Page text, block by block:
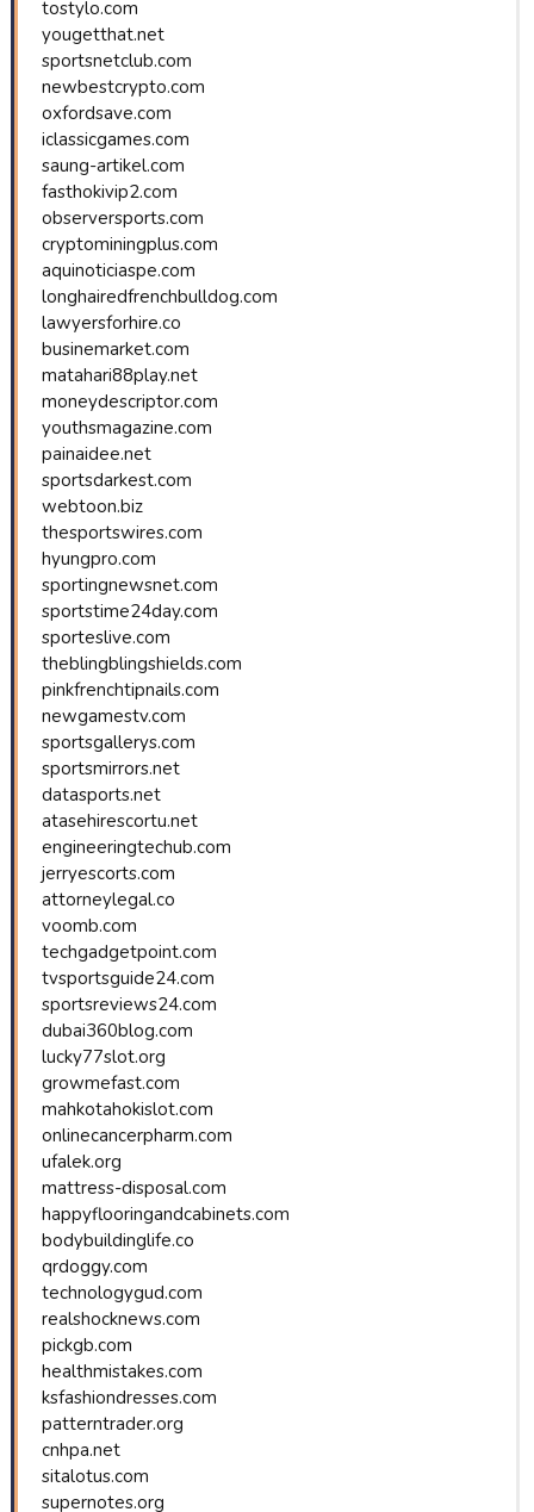
tostylo.com
yougetthat.net
sportsnetclub.com
newbestcrypto.com
oxfordsave.com
iclassicgames.com
saung-artikel.com
fasthokivip2.com
observersports.com
cryptominingplus.com
aquinoticiaspe.com
longhairedfrenchbulldog.com
lawyersforhire.co
businemarket.com
matahari88play.net
moneydescriptor.com
youthsmagazine.com
painaidee.net
sportsdarkest.com
webtoon.biz
thesportswires.com
hyungpro.com
sportingnewsnet.com
sportstime24day.com
sporteslive.com
theblingblingshields.com
pinkfrenchtipnails.com
newgamestv.com
sportsgallerys.com
sportsmirrors.net
datasports.net
atasehirescortu.net
engineeringtechub.com
jerryescorts.com
attorneylegal.co
voomb.com
techgadgetpoint.com
tvsportsguide24.com
sportsreviews24.com
dubai360blog.com
lucky77slot.org
growmefast.com
mahkotahokislot.com
onlinecancerpharm.com
ufalek.org
mattress-disposal.com
happyflooringandcabinets.com
bodybuildinglife.co
qrdoggy.com
technologygud.com
realshocknews.com
pickgb.com
healthmistakes.com
ksfashiondresses.com
patterntrader.org
cnhpa.net
sitalotus.com
supernotes.org